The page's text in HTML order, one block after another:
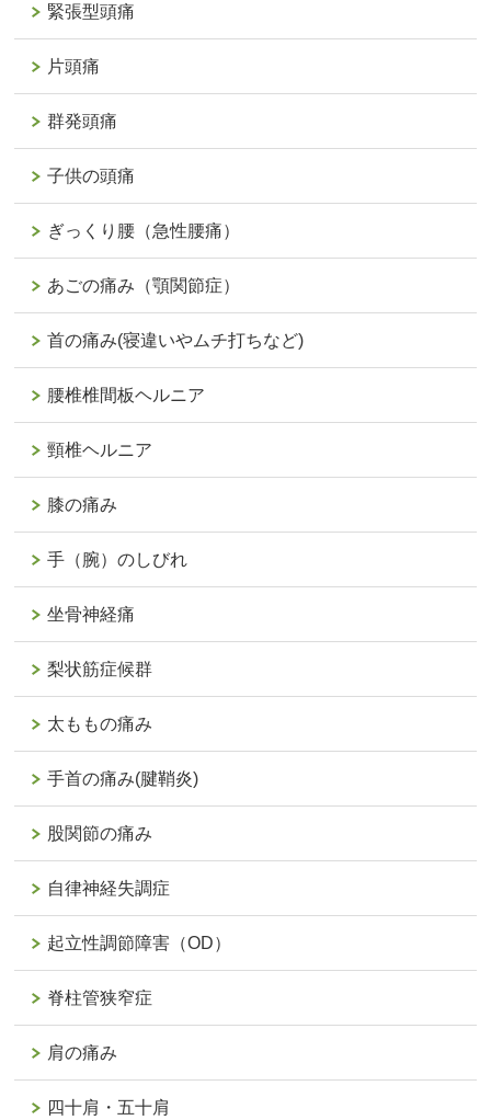
緊張型頭痛
片頭痛
群発頭痛
子供の頭痛
ぎっくり腰（急性腰痛）
あごの痛み（顎関節症）
首の痛み(寝違いやムチ打ちなど)
腰椎椎間板ヘルニア
頸椎ヘルニア
膝の痛み
手（腕）のしびれ
坐骨神経痛
梨状筋症候群
太ももの痛み
手首の痛み(腱鞘炎)
股関節の痛み
自律神経失調症
起立性調節障害（OD）
脊柱管狭窄症
肩の痛み
四十肩・五十肩